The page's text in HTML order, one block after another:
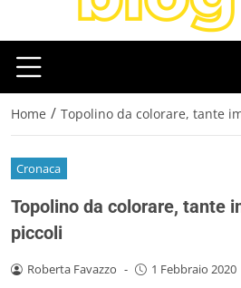
Home / Topolino da colorare, tante
Cronaca
Topolino da colorare, tante
piccoli
Roberta Favazzo - 1 Febbraio 2020